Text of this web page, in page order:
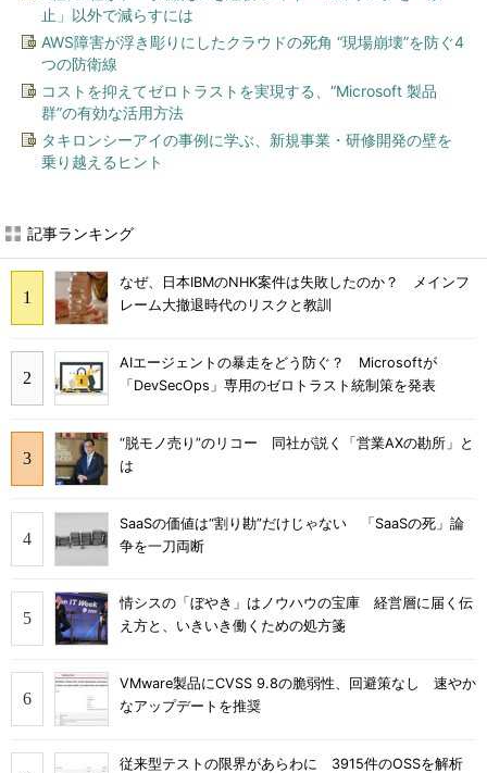
止」以外で減らすには
AWS障害が浮き彫りにしたクラウドの死角 “現場崩壊”を防ぐ4
つの防衛線
コストを抑えてゼロトラストを実現する、“Microsoft 製品
群”の有効な活用方法
タキロンシーアイの事例に学ぶ、新規事業・研修開発の壁を
乗り越えるヒント
記事ランキング
なぜ、日本IBMのNHK案件は失敗したのか？ メインフ
レーム大撤退時代のリスクと教訓
AIエージェントの暴走をどう防ぐ？ Microsoftが
「DevSecOps」専用のゼロトラスト統制策を発表
“脱モノ売り”のリコー 同社が説く「営業AXの勘所」と
は
SaaSの価値は“割り勘”だけじゃない 「SaaSの死」論
争を一刀両断
情シスの「ぼやき」はノウハウの宝庫 経営層に届く伝
え方と、いきいき働くための処方箋
VMware製品にCVSS 9.8の脆弱性、回避策なし 速やか
なアップデートを推奨
従来型テストの限界があらわに 3915件のOSSを解析